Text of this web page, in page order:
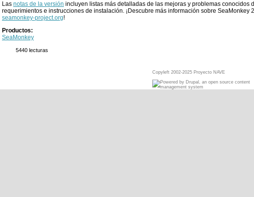
Las notas de la versión incluyen listas más detalladas de las mejoras y problemas conocidos
requerimientos e instrucciones de instalación. ¡Descubre más información sobre SeaMonkey
seamonkey-project.org!
Productos:
SeaMonkey
5440 lecturas
Copyleft 2002-2025 Proyecto NAVE